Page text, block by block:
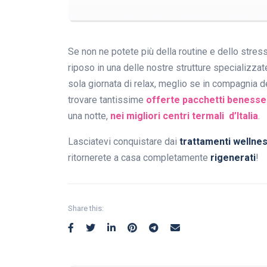
Se non ne potete più della routine e dello
riposo in una delle nostre strutture
sola giornata di relax, meglio se in compagnia
trovare tantissime offerte pacchetti
una notte, nei migliori centri termali d’Italia.
Lasciatevi conquistare dai trattamenti
ritornerete a casa completamente rigenerati!
Share this: